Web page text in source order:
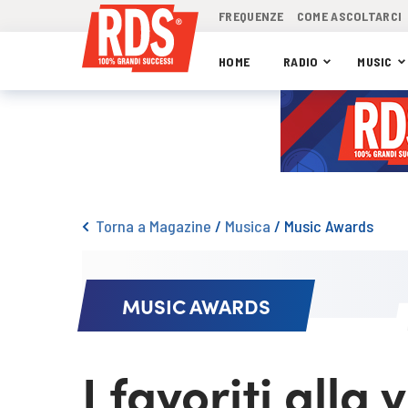
FREQUENZE COME ASCOLTARCI
HOME RADIO MUSIC
Torna a Magazine / Musica / Music Awards
MUSIC AWARDS
I favoriti alla